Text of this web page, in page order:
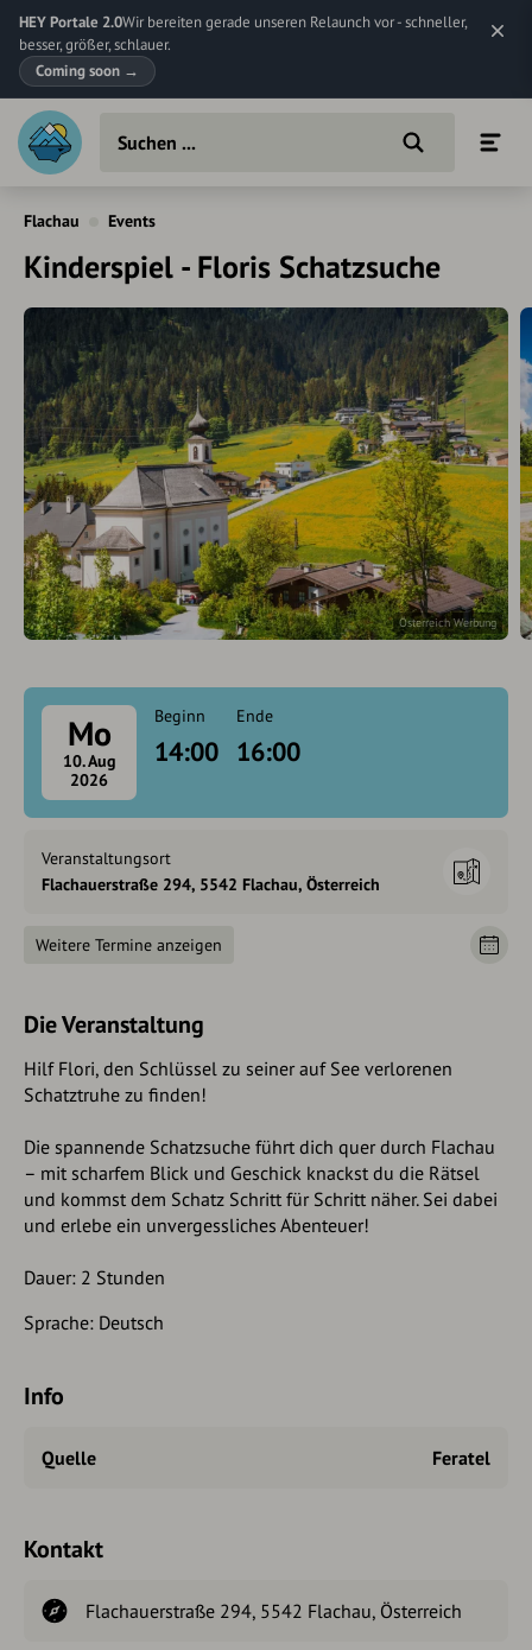
HEY Portale 2.0Wir bereiten gerade unseren Relaunch vor - schneller,
besser, größer, schlauer.
Coming soon →
Flachau Events
Kinderspiel - Floris Schatzsuche
Österreich Werbung
Mo
10. Aug
2026
Beginn
14:00
Ende
16:00
Veranstaltungsort
Flachauerstraße 294, 5542 Flachau, Österreich
Weitere Termine anzeigen
Die Veranstaltung
Hilf Flori, den Schlüssel zu seiner auf See verlorenen
Schatztruhe zu finden!
Die spannende Schatzsuche führt dich quer durch Flachau
– mit scharfem Blick und Geschick knackst du die Rätsel
und kommst dem Schatz Schritt für Schritt näher. Sei dabei
und erlebe ein unvergessliches Abenteuer!
Dauer: 2 Stunden
Sprache: Deutsch
Info
Quelle Feratel
Kontakt
Flachauerstraße 294, 5542 Flachau, Österreich